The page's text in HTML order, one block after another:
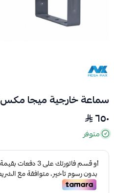
سماعة خارجية ميجا مكس MIGAMIX
٦٥٠
متوفر